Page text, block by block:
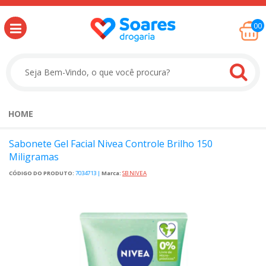
00
HOME
Sabonete Gel Facial Nivea Controle Brilho 150
Miligramas
CÓDIGO DO PRODUTO: 7034713 | Marca: SB NIVEA